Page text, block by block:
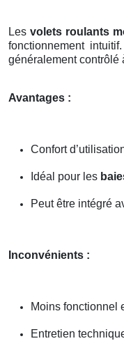
Les volets roulants
fonctionnement
généralement contrôlé
Avantages :
Confort
Idéal pour les
Peut être intégré
Inconvénients :
Moins fonctionnel
Entretien